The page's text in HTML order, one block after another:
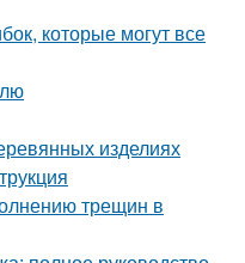
которые могут все
изделиях
трещин в